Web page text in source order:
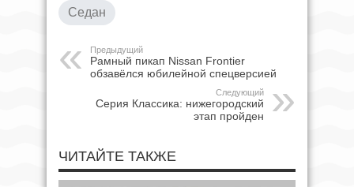
Седан
Предыдущий
Рамный пикап Nissan Frontier
обзавёлся юбилейной спецверсией
Следующий
Серия Классика: нижегородский
этап пройден
ЧИТАЙТЕ ТАКЖЕ